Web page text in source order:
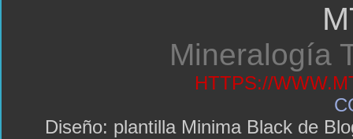
Mineralogía
HTTPS://
Diseño: plantilla Minima Black de